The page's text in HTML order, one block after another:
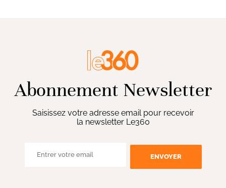
Abonnement Newsletter
Saisissez votre adresse email pour recevoir
la newsletter Le360
ENVOYER